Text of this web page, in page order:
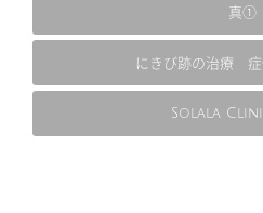
真①
Solala
にきび跡の治療